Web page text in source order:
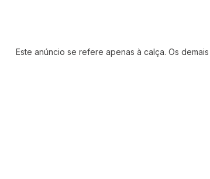
Este anúncio se refere apenas à calça. Os